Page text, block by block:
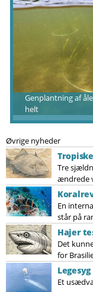
Genplantning af
helt
Øvrige nyheder
Tre
ændrede
En
står på
Hajer
Det
for
Et